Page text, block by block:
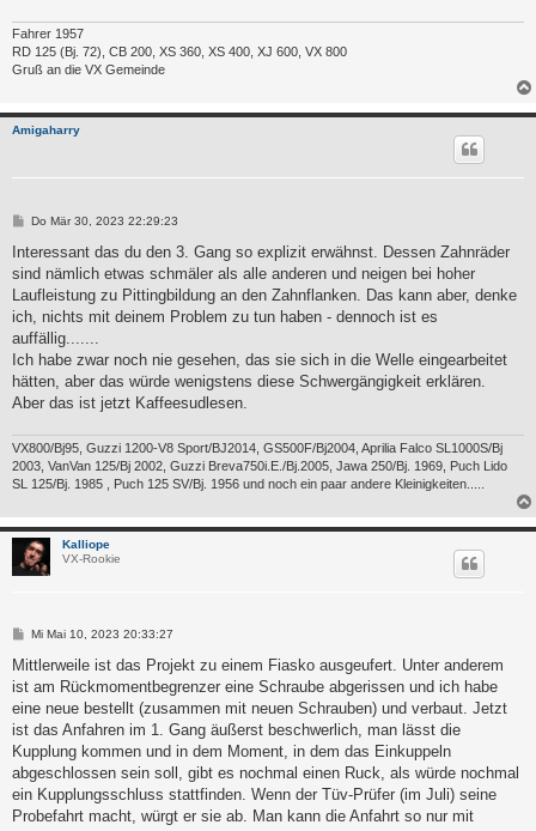
Fahrer 1957
RD 125 (Bj. 72), CB 200, XS 360, XS 400, XJ 600, VX 800
Gruß an die VX Gemeinde
Amigaharry
B
i
r
a
Do Mär 30, 2023 22:29:23
Interessant das du den 3. Gang so explizit erwähnst. Dessen Zahnräder
sind nämlich etwas schmäler als alle anderen und neigen bei hoher
Laufleistung zu Pittingbildung an den Zahnflanken. Das kann aber, denke
ich, nichts mit deinem Problem zu tun haben - dennoch ist es
auffällig.......
Ich habe zwar noch nie gesehen, das sie sich in die Welle eingearbeitet
hätten, aber das würde wenigstens diese Schwergängigkeit erklären.
Aber das ist jetzt Kaffeesudlesen.
VX800/Bj95, Guzzi 1200-V8 Sport/BJ2014, GS500F/Bj2004, Aprilia Falco SL1000S/Bj
2003, VanVan 125/Bj 2002, Guzzi Breva750i.E./Bj.2005, Jawa 250/Bj. 1969, Puch Lido
SL 125/Bj. 1985 , Puch 125 SV/Bj. 1956 und noch ein paar andere Kleinigkeiten.....
Kalliope
VX-Rookie
B
i
r
a
Mi Mai 10, 2023 20:33:27
Mittlerweile ist das Projekt zu einem Fiasko ausgeufert. Unter anderem
ist am Rückmomentbegrenzer eine Schraube abgerissen und ich habe
eine neue bestellt (zusammen mit neuen Schrauben) und verbaut. Jetzt
ist das Anfahren im 1. Gang äußerst beschwerlich, man lässt die
Kupplung kommen und in dem Moment, in dem das Einkuppeln
abgeschlossen sein soll, gibt es nochmal einen Ruck, als würde nochmal
ein Kupplungsschluss stattfinden. Wenn der Tüv-Prüfer (im Juli) seine
Probefahrt macht, würgt er sie ab. Man kann die Anfahrt so nur mit